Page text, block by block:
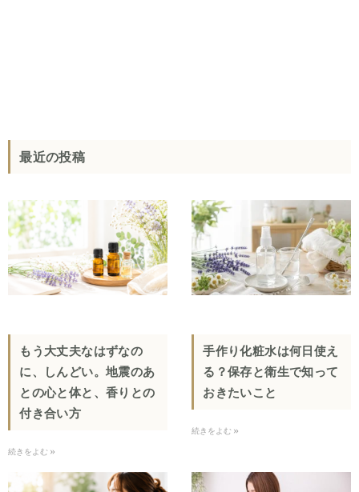
最近の投稿
もう大丈夫なはずなの
に、しんどい。地震のあ
との心と体と、香りとの
付き合い方
続きをよむ »
手作り化粧水は何日使え
る？保存と衛生で知って
おきたいこと
続きをよむ »